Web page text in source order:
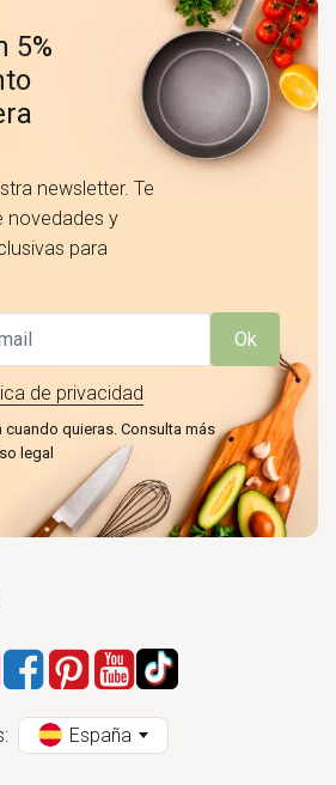
5%
newsletter. Te
novedades y
para
Ok
de privacidad
cuando quieras. Consulta más
legal
España